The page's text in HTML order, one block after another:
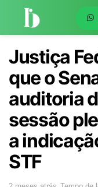
Justiça
que o
auditoria
sessão
a
STF